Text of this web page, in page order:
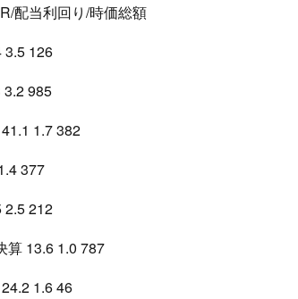
配当利回り/時価総額
3.5 126
3.2 985
1.7 382
377
2.5 212
算 13.6 1.0 787
1.6 46